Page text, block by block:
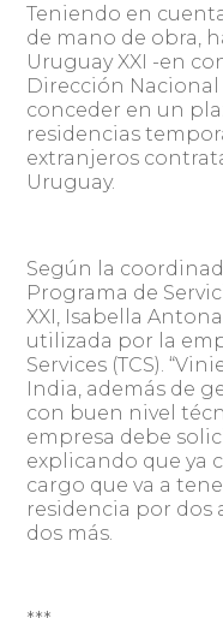
Teniendo en
de mano de obra,
Uruguay XXI -en
Dirección
conceder en un
residencias
extranjeros
Uruguay.
Según la
Programa de
XXI, Isabella
utilizada por la
Services (TCS).
India, además de
con buen nivel
empresa debe
explicando que ya
cargo que va a
residencia por dos
dos más.